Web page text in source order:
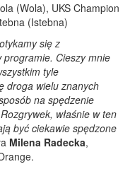
(Wola), UKS Champion
(Istebna)
się z
Cieszy mnie
tyle
droga wielu znanych
na spędzenie
właśnie w ten
być ciekawie spędzone
Milena Radecka,